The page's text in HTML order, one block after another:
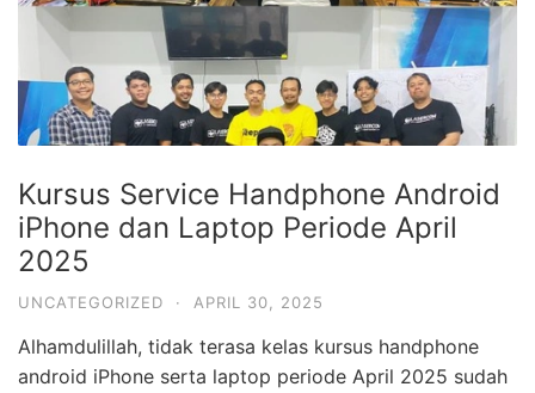
Kursus Service Handphone Android
iPhone dan Laptop Periode April
2025
UNCATEGORIZED · APRIL 30, 2025
Alhamdulillah, tidak terasa kelas kursus handphone
android iPhone serta laptop periode April 2025 sudah